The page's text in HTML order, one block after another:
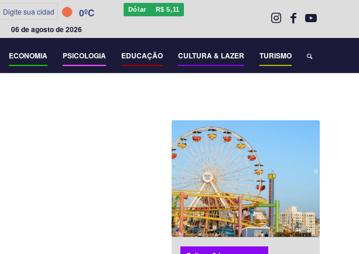
0ºC
06 de agosto de 2026
Dólar R$ 5,11
ECONOMIA PSICOLOGIA EDUCAÇÃO CULTURA & LAZER TURISMO